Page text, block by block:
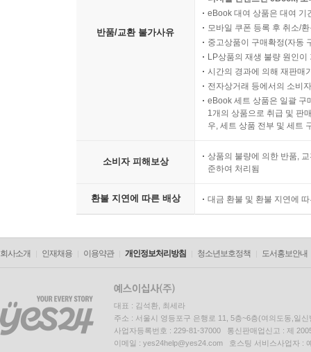
반품/교환 불가사유
eBook 대여 상품은 대여 기
모바일 쿠폰 등록 후 취소/
중고상품이 구매확정(자동
LP상품의 재생 불량 원인
시간의 경과에 의해 재판매
전자상거래 등에서의 소비
eBook 세트 상품은 일괄 구
1개의 상품으로 취급 및 판
우, 세트 상품 전부 및 세트
소비자 피해보상
상품의 불량에 의한 반품,
준하여 처리됨
환불 지연에 따른 배상 대금 환불 및 환불 지연에
회사소개 인재채용 이용약관 개인정보처리방침 청소년보호정책 도서홍보안내
대표 : 김석환, 최세라
주소 : 서울시 영등포구 은행로 11, 5층~6층(여의도동,일신
사업자등록번호 : 229-81-37000 통신판매업신고 : 제
이메일 : yes24help@yes24.com 호스팅 서비스사업자 :